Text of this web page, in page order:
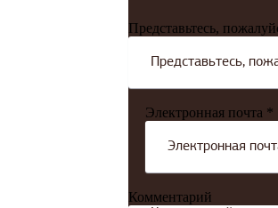
Представьтесь,
Электронная почта *
Комментарий